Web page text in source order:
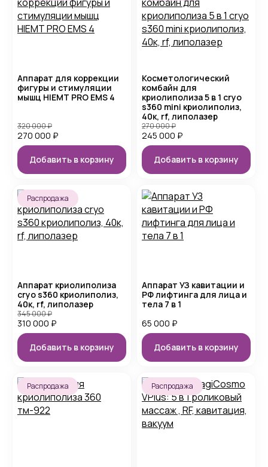
Аппарат для коррекции
фигуры и стимуляции
мышц HIEMT PRO EMS 4
270 000 ₽
320 000₽
Добавить в корзину
Косметологический
комбайн для
криолиполиза 5 в 1 cryo
s360 mini криолиполиз,
40к, rf, липолазер
245 000 ₽
270 000₽
Добавить в корзину
Распродажа
Аппарат криолиполиза
cryo s360 криолиполиз,
40к, rf, липолазер
310 000 ₽
345 000₽
Добавить в корзину
Аппарат УЗ кавитации и
РФ лифтинга для лица и
тела 7 в 1
65 000 ₽
Добавить в корзину
Распродажа Распродажа